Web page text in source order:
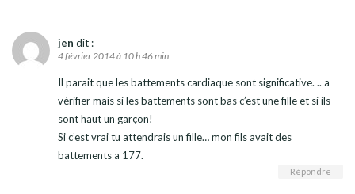
jen dit :
4 février 2014 à 10 h 46 min
Il parait que les battements cardiaque sont significative. .. a
vérifier mais si les battements sont bas c’est une fille et si ils
sont haut un garçon!
Si c’est vrai tu attendrais un fille… mon fils avait des
battements a 177.
Répondre